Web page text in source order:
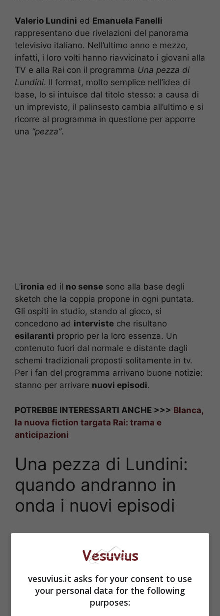
Valerio Lundini ed Emanuela Fanelli
rappresentano due rivelazioni del panorama
televisivo italiano. Nell’ultimo anno e mezzo,
infatti, i loro volti hanno riavvicinato i giovani alla
TV e alla Rai con il programma Una pezza di
Lundini. Il format, molto semplice nell’idea di
base, lo si intuisce dal titolo stesso: a causa di
un imprevisto, il palinsesto cambia all’ultimo e si
ricorre al programma in questione per apporre
una “pezza”.
L’ironia ed il no sense sono alla base degli
sketch che la coppia propone in ogni puntata.
Gli ospiti in studio, stando al gioco, si
concedono ad interviste che risultano
esilaranti proprio per la loro essenza. Un
contenuto fuori dal normale e distante dagli
schemi tradizionali proposti solitamente in tv.
Per i fan del programma arrivano buone notizie:
stanno per arrivare nuovi episodi.
POTREBBE INTERESSARTI ANCHE >>> Blanca,
la nuova fiction targata Rai: trama e
anticipazioni
Una pezza di Lundini:
quando andranno in
onda i nuovi episodi
vesuvius.it asks for your consent to use
your personal data for the following
purposes: